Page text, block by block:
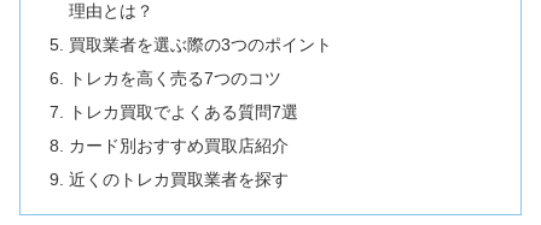
理由とは？
買取業者を選ぶ際の3つのポイント
トレカを高く売る7つのコツ
トレカ買取でよくある質問7選
カード別おすすめ買取店紹介
近くのトレカ買取業者を探す